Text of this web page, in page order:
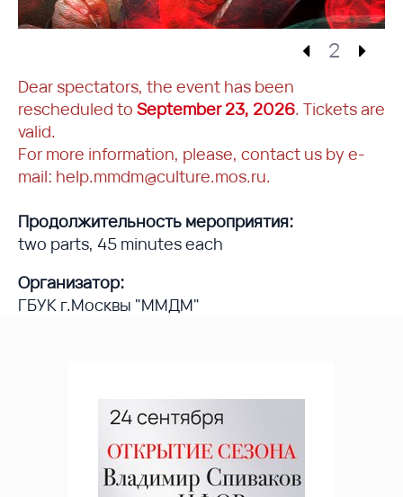
2
Dear spectators, the event has been
rescheduled to September 23, 2026. Tickets are
valid.
For more information, please, contact us by e-
mail: help.mmdm@culture.mos.ru.
Продолжительность мероприятия:
two parts, 45 minutes each
Организатор:
ГБУК г.Москвы "ММДМ"